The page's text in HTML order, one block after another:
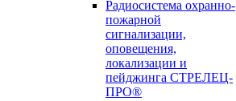
Радиосистема охранно-
пожарной
сигнализации,
оповещения,
локализации и
пейджинга СТРЕЛЕЦ-
ПРО®